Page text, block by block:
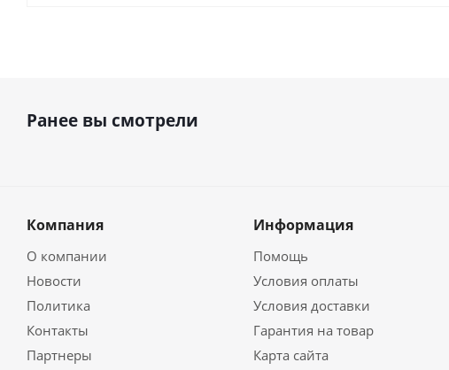
Ранее вы смотрели
Компания
О компании
Новости
Политика
Контакты
Партнеры
Информация
Помощь
Условия оплаты
Условия доставки
Гарантия на товар
Карта сайта